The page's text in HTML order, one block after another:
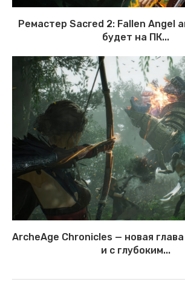
Ремастер Sacred 2: Fallen Angel
будет на ПК...
ArcheAge Chronicles — новая
и с глубоким...